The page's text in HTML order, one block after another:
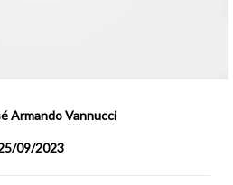
Armando Vannucci
09/2023